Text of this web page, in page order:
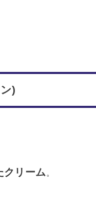
)
クリーム 。